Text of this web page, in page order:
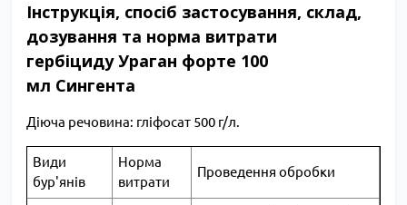
Інструкція, спосіб застосування, склад,
дозування та норма витрати
гербіциду Ураган форте 100
мл Сингента
Діюча речовина: гліфосат 500 г/л.
Види
бур'янів
Норма
витрати
Проведення обробки